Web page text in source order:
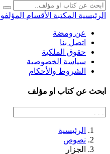
الرئيسية المكتبة الأقسام
عن ومضة
اتصل بنا
حقوق الملكية
سياسة الخصوصية
الشروط والأحكام
ابحث عن كتاب او مؤلف
الرئيسية
نصوص
الجزار